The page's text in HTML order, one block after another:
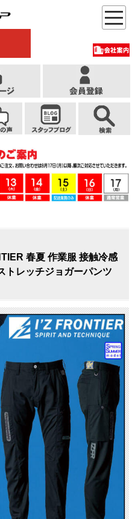
春夏 作業服 接触冷感
トレッチジョガーパンツ